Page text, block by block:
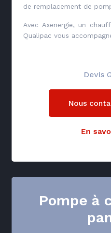
de remplacement de
Avec Axenergie, un
Qualipac vous
Devis
Nous
En
Pompe à